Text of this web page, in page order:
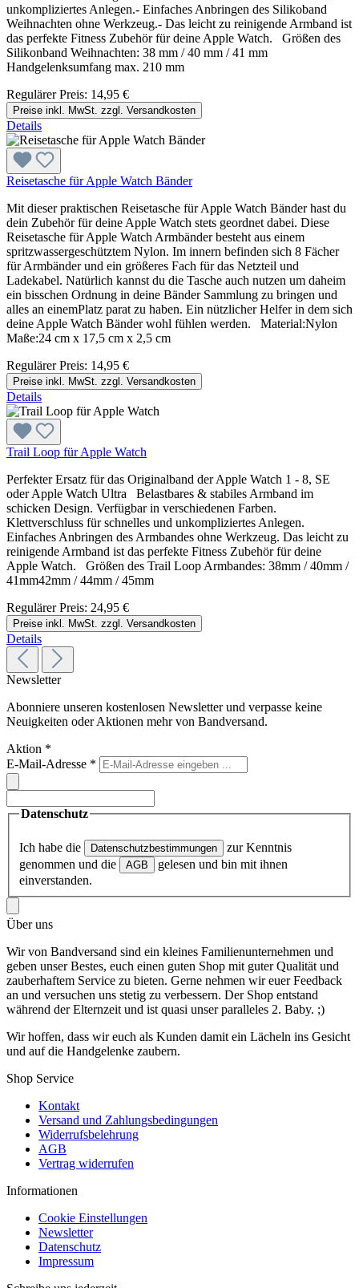
unkompliziertes Anlegen.- Einfaches Anbringen des Silikoband
Weihnachten ohne Werkzeug.- Das leicht zu reinigende Armband ist
das perfekte Fitness Zubehör für deine Apple Watch. Größen des
Silikonband Weihnachten: 38 mm / 40 mm / 41 mm
Handgelenksumfang max. 210 mm
Regulärer Preis: 14,95 €
Preise inkl. MwSt. zzgl. Versandkosten
Details
Reisetasche für Apple Watch Bänder
Mit dieser praktischen Reisetasche für Apple Watch Bänder hast du
dein Zubehör für deine Apple Watch stets geordnet dabei. Diese
Reisetasche für Apple Watch Armbänder besteht aus einem
spritzwassergeschütztem Nylon. Im innern befinden sich 8 Fächer
für Armbänder und ein größeres Fach für das Netzteil und
Ladekabel. Natürlich kannst du die Tasche auch nutzen um daheim
ein bisschen Ordnung in deine Bänder Sammlung zu bringen und
alles an einemPlatz parat zu haben. Ein nützlicher Helfer in dem sich
deine Apple Watch Bänder wohl fühlen werden. Material:Nylon
Maße:24 cm x 17,5 cm x 2,5 cm
Regulärer Preis: 14,95 €
Preise inkl. MwSt. zzgl. Versandkosten
Details
Trail Loop für Apple Watch
Perfekter Ersatz für das Originalband der Apple Watch 1 - 8, SE
oder Apple Watch Ultra Belastbares & stabiles Armband im
schicken Design. Verfügbar in verschiedenen Farben.
Klettverschluss für schnelles und unkompliziertes Anlegen.
Einfaches Anbringen des Armbandes ohne Werkzeug. Das leicht zu
reinigende Armband ist das perfekte Fitness Zubehör für deine
Apple Watch. Größen des Trail Loop Armbandes: 38mm / 40mm /
41mm42mm / 44mm / 45mm
Regulärer Preis: 24,95 €
Preise inkl. MwSt. zzgl. Versandkosten
Details
Newsletter
Abonniere unseren kostenlosen Newsletter und verpasse keine
Neuigkeiten oder Aktionen mehr von Bandversand.
Aktion *
E-Mail-Adresse *
Datenschutz
Ich habe die Datenschutzbestimmungen
zur Kenntnis
genommen und die
AGB
gelesen und bin mit ihnen
einverstanden.
Über uns
Wir von Bandversand sind ein kleines Familienunternehmen und
geben unser Bestes, euch einen guten Shop mit guter Qualität und
zauberhaftem Service zu bieten. Gerne nehmen wir euer Feedback
an und versuchen uns stetig zu verbessern. Der Shop entstand
während der Elternzeit und ist quasi unser paralleles 2. Baby. ;)
Wir hoffen, dass wir euch als Kunden damit ein Lächeln ins Gesicht
und auf die Handgelenke zaubern.
Shop Service
Kontakt
Versand und Zahlungsbedingungen
Widerrufsbelehrung
AGB
Vertrag widerrufen
Informationen
Cookie Einstellungen
Newsletter
Datenschutz
Impressum